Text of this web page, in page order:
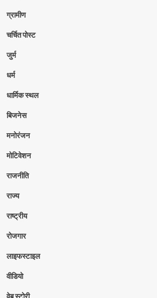
ग्रामीण
चर्चित पोस्ट
जुर्म
धर्म
धार्मिक स्थल
बिजनेस
मनोरंजन
मोटिवेशन
राजनीति
राज्य
राष्ट्रीय
रोजगार
लाइफस्टाइल
वीडियो
वेब स्टोरी